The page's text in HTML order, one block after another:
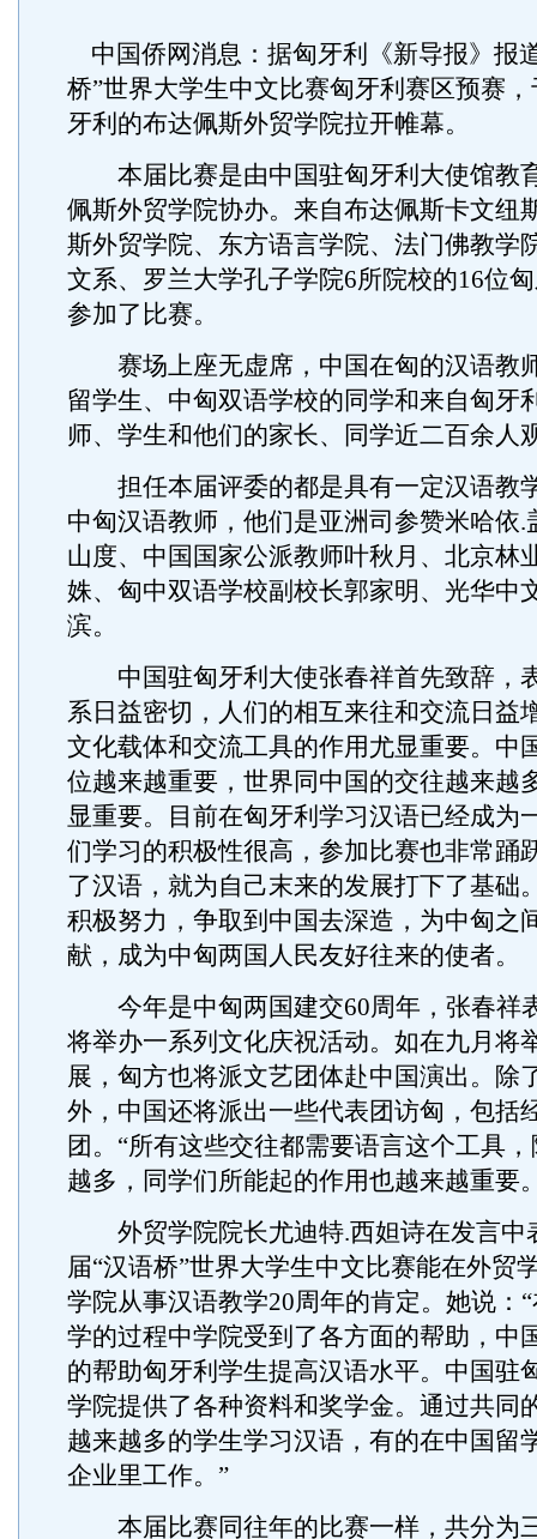
中国侨网消息：据匈牙利《新导报》报
桥”世界大学生中文比赛匈牙利赛区预赛
牙利的布达佩斯外贸学院拉开帷幕。
本届比赛是由中国驻匈牙利大使馆教
佩斯外贸学院协办。来自布达佩斯卡文纽
斯外贸学院、东方语言学院、法门佛教学
文系、罗兰大学孔子学院6所院校的16位
参加了比赛。
赛场上座无虚席，中国在匈的汉语教
留学生、中匈双语学校的同学和来自匈牙
师、学生和他们的家长、同学近二百余人
担任本届评委的都是具有一定汉语教
中匈汉语教师，他们是亚洲司参赞米哈依.
山度、中国国家公派教师叶秋月、北京林
姝、匈中双语学校副校长郭家明、光华中
滨。
中国驻匈牙利大使张春祥首先致辞，
系日益密切，人们的相互来往和交流日益
文化载体和交流工具的作用尤显重要。中
位越来越重要，世界同中国的交往越来越
显重要。目前在匈牙利学习汉语已经成为
们学习的积极性很高，参加比赛也非常踊
了汉语，就为自己末来的发展打下了基础
积极努力，争取到中国去深造，为中匈之
献，成为中匈两国人民友好往来的使者。
今年是中匈两国建交60周年，张春祥
将举办一系列文化庆祝活动。如在九月将
展，匈方也将派文艺团体赴中国演出。除
外，中国还将派出一些代表团访匈，包括
团。“所有这些交往都需要语言这个工具
越多，同学们所能起的作用也越来越重要
外贸学院院长尤迪特.西妲诗在发言中
届“汉语桥”世界大学生中文比赛能在外贸
学院从事汉语教学20周年的肯定。她说：
学的过程中学院受到了各方面的帮助，中
的帮助匈牙利学生提高汉语水平。中国驻
学院提供了各种资料和奖学金。通过共同
越来越多的学生学习汉语，有的在中国留
企业里工作。”
本届比赛同往年的比赛一样，共分为